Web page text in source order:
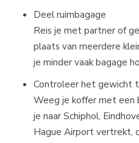
Deel ruimbagage
Reis je met partner of
plaats van meerdere
je minder vaak bagage
Controleer het gewicht
Weeg je koffer met een
je naar Schiphol,
Hague Airport vertrekt,